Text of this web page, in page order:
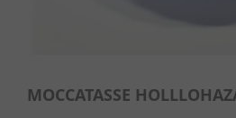
MOCCATASSE